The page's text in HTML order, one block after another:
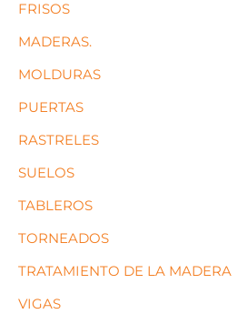
FRISOS
MADERAS.
MOLDURAS
PUERTAS
RASTRELES
SUELOS
TABLEROS
TORNEADOS
TRATAMIENTO DE LA MADERA
VIGAS